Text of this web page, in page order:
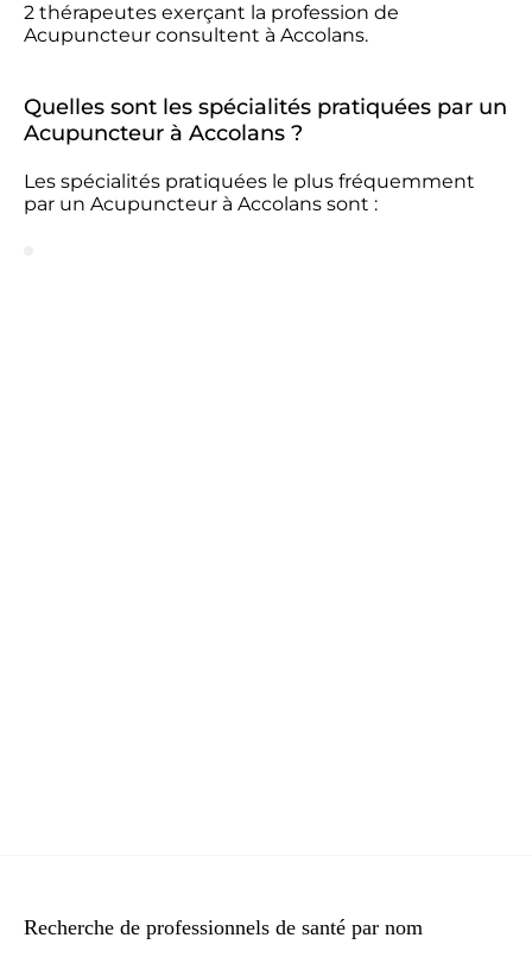
2 thérapeutes exerçant la profession de
Acupuncteur consultent à Accolans.
Quelles sont les spécialités pratiquées par un
Acupuncteur à Accolans ?
Les spécialités pratiquées le plus fréquemment
par un Acupuncteur à Accolans sont :
Recherche de professionnels de santé par nom